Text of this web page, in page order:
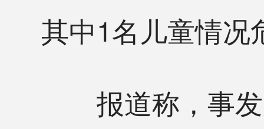
其中1名儿童情况
报道称，事发